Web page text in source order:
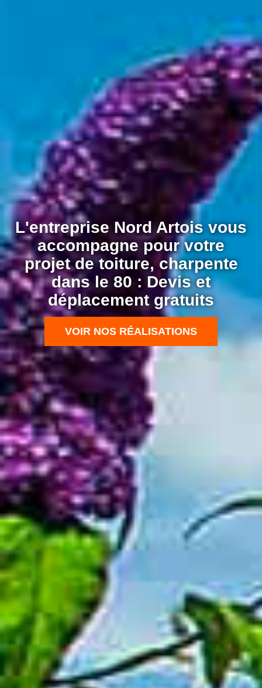
L'entreprise Nord Artois vous
accompagne pour votre
projet de toiture, charpente
dans le 80 : Devis et
déplacement gratuits
VOIR NOS RÉALISATIONS